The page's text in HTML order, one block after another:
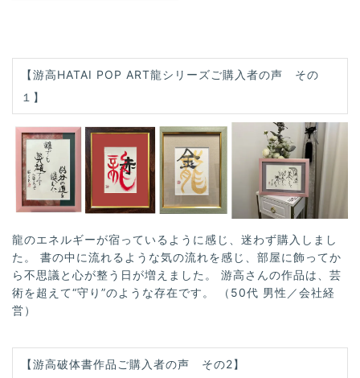
【游高HATAI POP ART龍シリーズご購入者の声 その
１】
龍のエネルギーが宿っているように感じ、迷わず購入しまし
た。 書の中に流れるような気の流れを感じ、部屋に飾ってか
ら不思議と心が整う日が増えました。 游高さんの作品は、芸
術を超えて“守り”のような存在です。 （50代 男性／会社経
営）
【游高破体書作品ご購入者の声 その2】